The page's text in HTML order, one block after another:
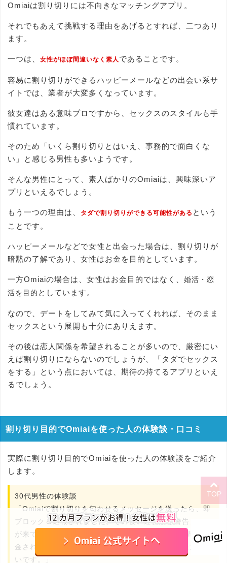
Omiaiは割り切りには不向きなマッチングアプリ。
それでもあえて挑戦する理由をあげるとすれば、二つあり
ます。
一つは、 女性がほぼ間違いなく素人 であることです。
容易に割り切りができるハッピーメールなどの出会い系サ
イトでは、業者が大変多くなっています。
彼女達はある意味プロですから、セックスのスタイルも手
慣れています。
そのため「いくら割り切りとはいえ、事務的で面白くな
い」と感じる男性も多いようです。
そんな男性にとって、素人ばかりのOmiaiは、興味深いア
プリといえるでしょう。
もう一つの理由は、 タダで割り切りができる可能性がある という
ことです。
ハッピーメールなどで女性と出会った場合は、割り切りが
暗黙の了解であり、女性はお金を目的としています。
一方Omiaiの場合は、女性はお金目的ではなく、 婚活・恋
活を目的 としています。
なので、デートをしてみて気に入ってくれれば、そのまま
セックスという展開も十分にありえます。
その後は恋人関係を希望されることが多いので、厳密にい
えば割り切りにならないのでしょうが、「タダでセックス
をする」という点においては、期待の持てるアプリといえ
るでしょう。
割り切り目的でOmiaiを使った人の体験談・口コミ
実際に割り切り目的でOmiaiを使った人の体験談をご紹介
します。
30代男性の体験談
「Omiaiで割り切りを匂わせるメッセージを送ったら、即
ブロック＆通報されました。その後、運営から警告メール
が来て、2週間後に強制退会。有料プランの残り期間も返
金されず、完全に無駄になりました。絶対にやめた方がい
いです。」
TOP